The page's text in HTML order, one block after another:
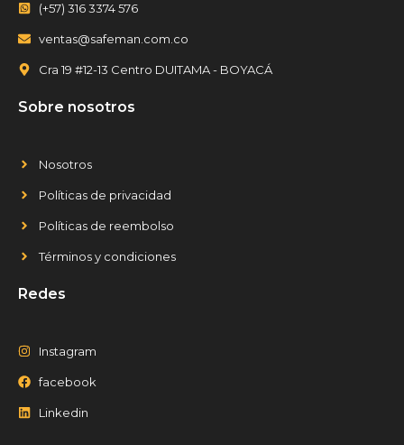
(+57) 316 3374 576
ventas@safeman.com.co
Cra 19 #12-13 Centro DUITAMA - BOYACÁ
Sobre nosotros
Nosotros
Políticas de privacidad
Políticas de reembolso
Términos y condiciones
Redes
Instagram
facebook
Linkedin